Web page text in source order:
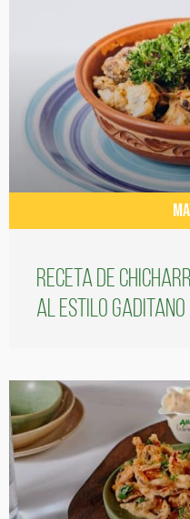
Receta de
al estilo gaditano